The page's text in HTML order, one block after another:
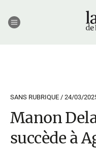
SANS RUBRIQUE / 24/03/
Manon
succède à